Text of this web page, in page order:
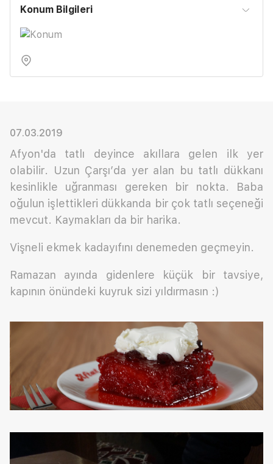
Konum Bilgileri
07.03.2019
Afyon'da tatlı deyince akıllara gelen ilk yer
olabilir. Uzun Çarşı’da yer alan bu tatlı dükkanı
kesinlikle uğranması gereken bir nokta. Baba
oğulun işlettikleri dükkanda bir çok tatlı seçeneği
mevcut. Kaymakları da bir harika.
Vişneli ekmek kadayıfını denemeden geçmeyin.
Ramazan ayında gidenlere küçük bir tavsiye,
kapının önündeki kuyruk sizi yıldırmasın :)